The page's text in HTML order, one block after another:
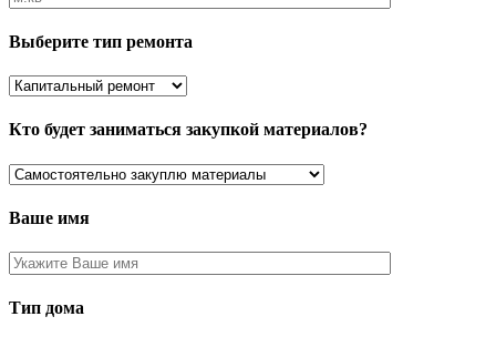
Выберите тип ремонта
Кто будет заниматься закупкой материалов?
Ваше имя
Тип дома